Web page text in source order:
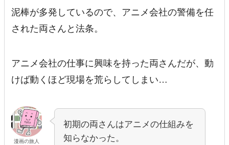
泥棒が多発しているので、アニメ会社の警備を任
された両さんと法条。
アニメ会社の仕事に興味を持った両さんだが、動
けば動くほど現場を荒らしてしまい…
漫画の旅人
初期の両さんはアニメの仕組みを
知らなかった。